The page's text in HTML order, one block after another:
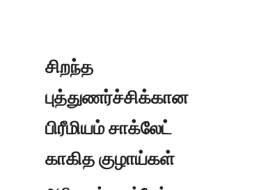
சிறந்த
புத்துணர்ச்சிக்கான
பிரீமியம் சாக்லேட்